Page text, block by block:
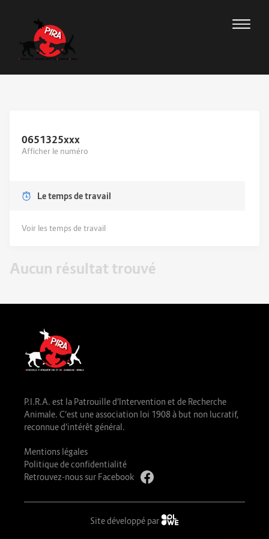
0651325xxx
Afficher le numéro
Le temps de travail
Voir les temps de travail
Aucun résultat trouvé
P.I.R.A. est la Patrouille d’Intervention et de Recherche
Animale. C’est une association loi 1908 à but non lucratif,
reconnue d’intérêt général.
Mentions légales
Politique de confidentialité
Retrouvez-nous sur Facebook
Site développé par